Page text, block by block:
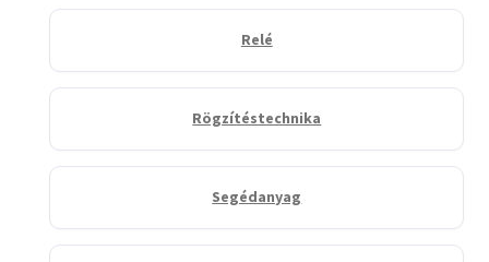
Relé
Rögzítéstechnika
Segédanyag